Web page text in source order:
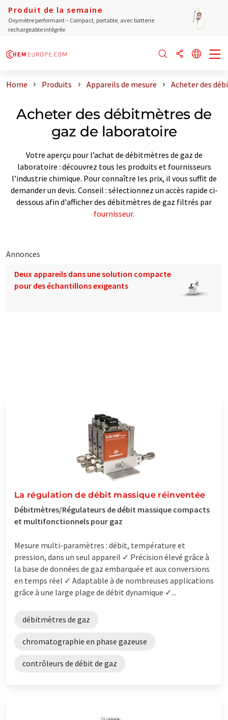
Produit de la semaine
Oxymètre performant – Compact, portable, avec batterie
rechargeable intégrée
Home Produits Appareils de mesure Acheter des
Acheter des débitmètres de
gaz de laboratoire
Votre aperçu pour l’achat de débitmètres de gaz de
laboratoire : découvrez tous les produits et fournisseurs
l’industrie chimique. Pour connaître les prix, il vous suffit de
demander un devis. Conseil : sélectionnez un accès rapide ci-
dessous afin d'afficher des débitmètres de gaz filtrés par
fournisseur.
Annonces
Deux appareils dans une solution compacte
pour des échantillons exigeants
La régulation de débit massique réinventée
Débitmètres/Régulateurs de débit massique compacts
et multifonctionnels pour gaz
Mesure multi-paramètres : débit, température et
pression, dans un seul appareil ✓ Précision élevé grâce à
la base de données de gaz embarquée et aux conversions
en temps réel ✓ Adaptable à de nombreuses applications
grâce à une large plage de débit dynamique ✓...
débitmètres de gaz
chromatographie en phase gazeuse
contrôleurs de débit de gaz